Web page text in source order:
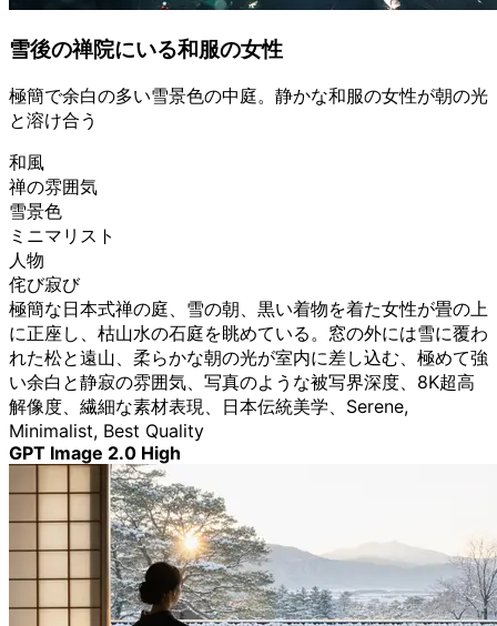
雪後の禅院にいる和服の女性
極簡で余白の多い雪景色の中庭。静かな和服の女性が朝の光
と溶け合う
和風
禅の雰囲気
雪景色
ミニマリスト
人物
侘び寂び
極簡な日本式禅の庭、雪の朝、黒い着物を着た女性が畳の上
に正座し、枯山水の石庭を眺めている。窓の外には雪に覆わ
れた松と遠山、柔らかな朝の光が室内に差し込む、極めて強
い余白と静寂の雰囲気、写真のような被写界深度、8K超高
解像度、繊細な素材表現、日本伝統美学、Serene,
Minimalist, Best Quality
GPT Image 2.0 High